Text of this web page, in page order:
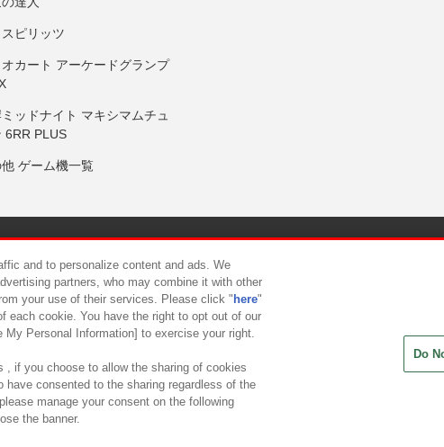
ピリッツ
カート アーケードグランプ
ッドナイト マキシマムチュ
6RR PLUS
ゲーム機一覧
について カスタマーハラスメント対応方針
and to personalize content and ads. We
partners, who may combine it with other
your use of their services. Please click " here"
each cookie. You have the right to opt out of our
Personal Information] to exercise your right.
, if you choose to allow the sharing of cookies
have consented to the sharing regardless of the
manage your consent on the following
the banner.
Do